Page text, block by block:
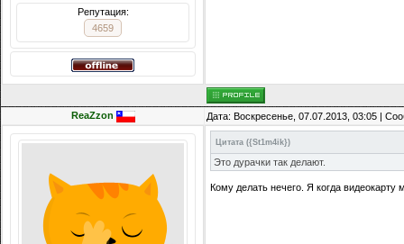
Репутация:
4659
ReaZzon Дата: Воскресенье, 07.07.2013, 03:05 |
Цитата ({St1m4ik})
Это дурачки так делают.
Кому делать нечего. Я когда видеокарту